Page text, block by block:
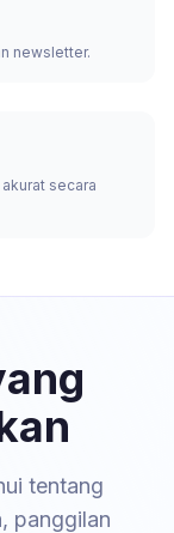
newsletter.
secara
tentang
panggilan